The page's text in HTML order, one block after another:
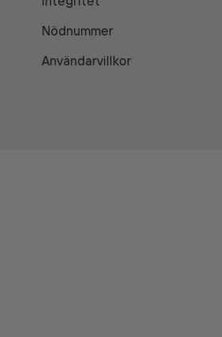
Nödnummer
Användarvillkor